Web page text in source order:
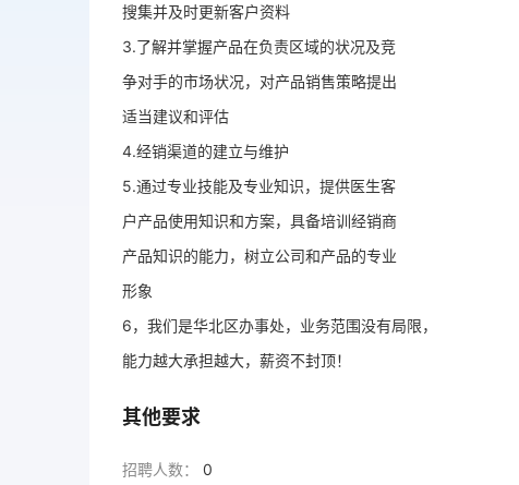
搜集并及时更新客户资料
3.了解并掌握产品在负责区域的状况及竞
争对手的市场状况，对产品销售策略提出
适当建议和评估
4.经销渠道的建立与维护
5.通过专业技能及专业知识，提供医生客
户产品使用知识和方案，具备培训经销商
产品知识的能力，树立公司和产品的专业
形象
6，我们是华北区办事处，业务范围没有局限，
能力越大承担越大，薪资不封顶！
其他要求
招聘人数： 0